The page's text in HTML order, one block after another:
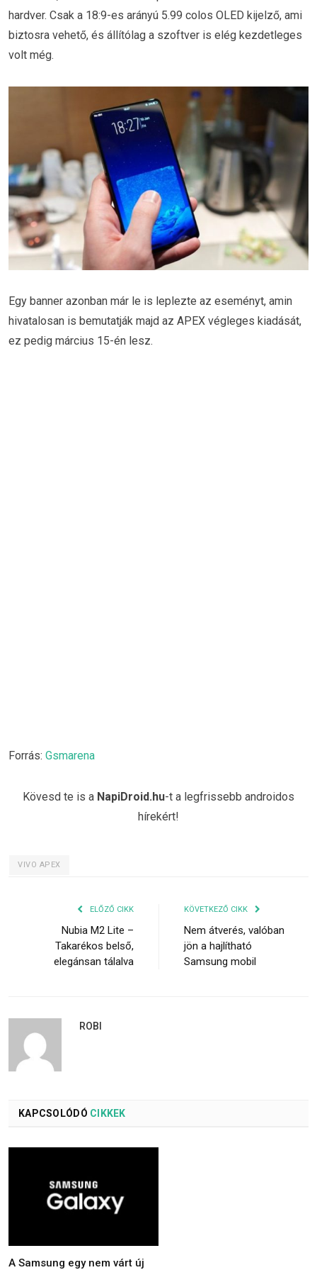
hardver. Csak a 18:9-es arányú 5.99 colos OLED kijelző, ami
biztosra vehető, és állítólag a szoftver is elég kezdetleges
volt még.
Egy banner azonban már le is leplezte az eseményt, amin
hivatalosan is bemutatják majd az APEX végleges kiadását,
ez pedig március 15-én lesz.
Forrás: Gsmarena
Kövesd te is a NapiDroid.hu-t a legfrissebb androidos
hírekért!
VIVO APEX
ELŐZŐ CIKK
Nubia M2 Lite –
Takarékos belső,
elegánsan tálalva
KÖVETKEZŐ CIKK
Nem átverés, valóban
jön a hajlítható
Samsung mobil
ROBI
KAPCSOLÓDÓ CIKKEK
A Samsung egy nem várt új